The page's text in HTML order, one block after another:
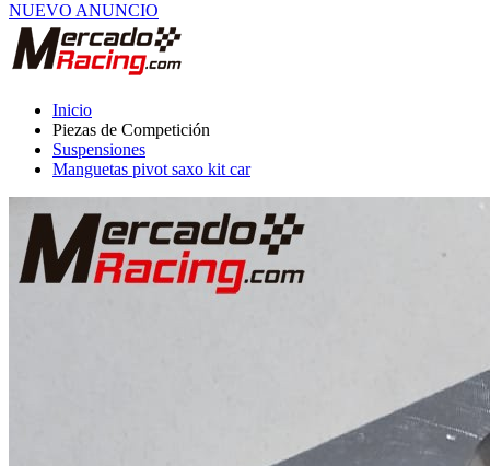
NUEVO ANUNCIO
Inicio
Piezas de Competición
Suspensiones
Manguetas pivot saxo kit car